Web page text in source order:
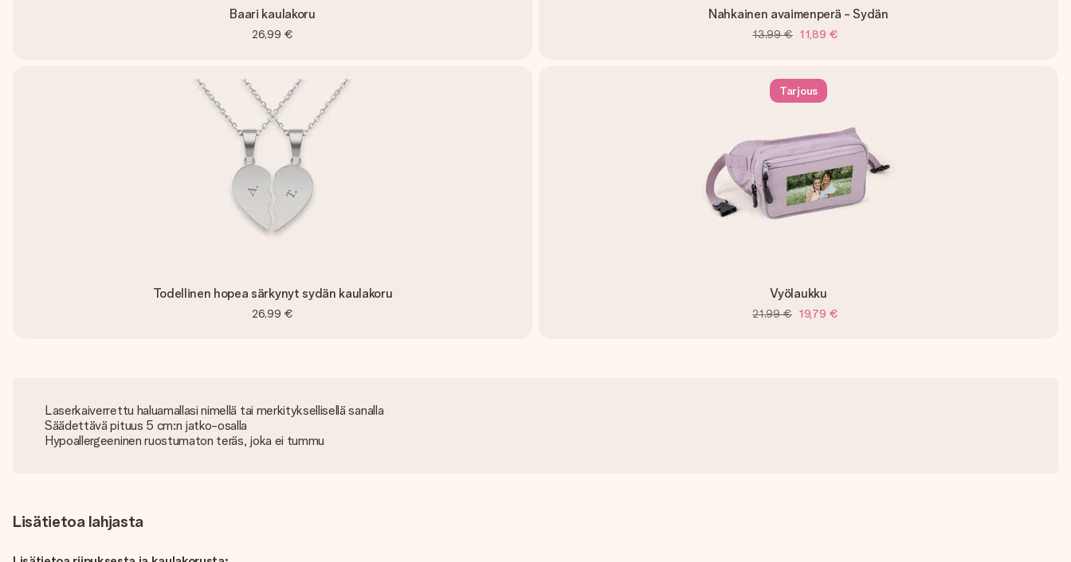
Baari kaulakoru
26,99 €
Nahkainen avaimenperä - Sydän
13,99 € 11,89 €
Todellinen hopea särkynyt sydän kaulakoru
26,99 €
Tarjous
Vyölaukku
21,99 € 19,79 €
Laserkaiverrettu haluamallasi nimellä tai merkityksellisellä sanalla
Säädettävä pituus 5 cm:n jatko-osalla
Hypoallergeeninen ruostumaton teräs, joka ei tummu
Lisätietoa lahjasta